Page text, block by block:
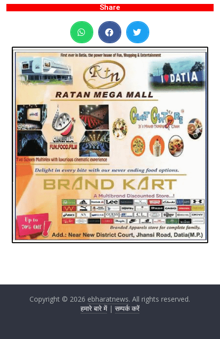
Share
Copyright © 2026 ebharatnews. All rights reserved.
हमारे बारे में| सम्पर्क करें